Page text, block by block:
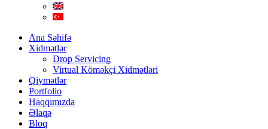
Ana Səhifə
Xidmətlər
Drop Servicing
Virtual Köməkçi Xidmətləri
Qiymətlər
Portfolio
Haqqımızda
Əlaqə
Bloq